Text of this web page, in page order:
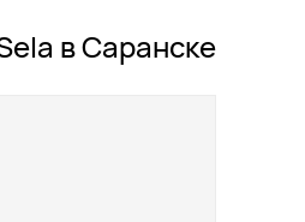
в Саранске